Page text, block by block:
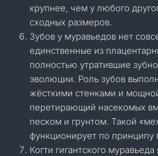
крупнее, чем у любого
сходных размеров.
Зубов у муравьедов нет
единственные из
полностью утратившие
эволюции. Роль зубов
жёсткими стенками и
перетирающий насекомых
песком и грунтом. Такой
функционирует по принципу
Когти гигантского